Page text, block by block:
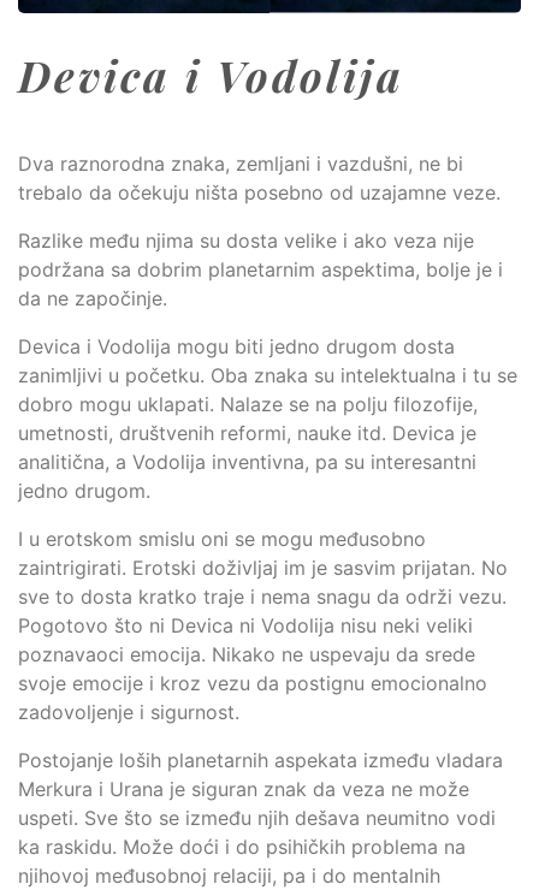
Devica i Vodolija
Dva raznorodna znaka, zemljani i vazdušni, ne bi
trebalo da očekuju ništa posebno od uzajamne veze.
Razlike među njima su dosta velike i ako veza nije
podržana sa dobrim planetarnim aspektima, bolje je i
da ne započinje.
Devica i Vodolija mogu biti jedno drugom dosta
zanimljivi u početku. Oba znaka su intelektualna i tu se
dobro mogu uklapati. Nalaze se na polju filozofije,
umetnosti, društvenih reformi, nauke itd. Devica je
analitična, a Vodolija inventivna, pa su interesantni
jedno drugom.
I u erotskom smislu oni se mogu međusobno
zaintrigirati. Erotski doživljaj im je sasvim prijatan. No
sve to dosta kratko traje i nema snagu da održi vezu.
Pogotovo što ni Devica ni Vodolija nisu neki veliki
poznavaoci emocija. Nikako ne uspevaju da srede
svoje emocije i kroz vezu da postignu emocionalno
zadovoljenje i sigurnost.
Postojanje loših planetarnih aspekata između vladara
Merkura i Urana je siguran znak da veza ne može
uspeti. Sve što se između njih dešava neumitno vodi
ka raskidu. Može doći i do psihičkih problema na
njihovoj međusobnoj relaciji, pa i do mentalnih